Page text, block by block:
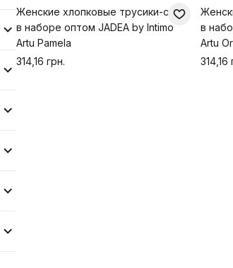
Женские хлопковые трусики-слип
в наборе оптом JADEA by Intimo
Artu Pamela
314,16 грн.
в
Artu
314,16